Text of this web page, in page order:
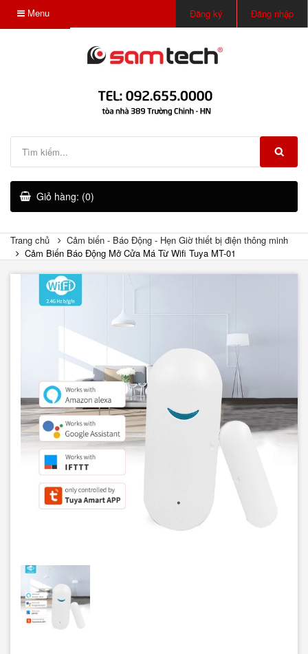
Menu Đăng ký Đăng nhập
Giỏ hàng: (0)
Trang chủ
Cảm biến - Báo Động - Hẹn Giờ thiết bị điện thông minh
Cảm Biến Báo Động Mở Cửa Má Từ Wifi Tuya MT-01